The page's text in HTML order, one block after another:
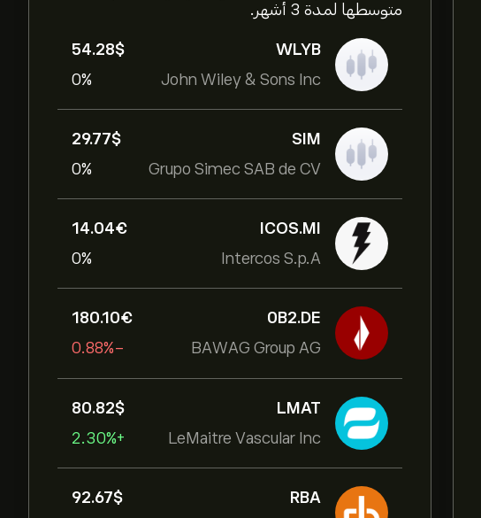
متوسطها لمدة 3 أشهر.
WLYB
John Wiley & Sons Inc
54.28‎$‎
0%
SIM
Grupo Simec SAB de CV
29.77‎$‎
0%
ICOS.MI
Intercos S.p.A
14.04‎€‎
0%
0B2.DE
BAWAG Group AG
180.10‎€‎
-0.88%
LMAT
LeMaitre Vascular Inc
80.82‎$‎
+2.30%
RBA
92.67‎$‎